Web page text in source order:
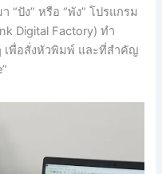
ปัง” หรือ “พัง” โปรแกรม
Digital Factory) ทำ
เพื่อสั่งหัวพิมพ์ และที่สำคัญ